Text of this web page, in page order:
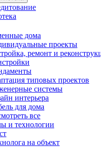
дома
проекты
ремонт и
типовых проектов
системы
интерьера
для дома
все
и технологии
на объект